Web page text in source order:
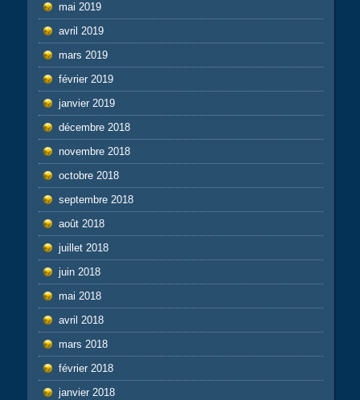
mai 2019
avril 2019
mars 2019
février 2019
janvier 2019
décembre 2018
novembre 2018
octobre 2018
septembre 2018
août 2018
juillet 2018
juin 2018
mai 2018
avril 2018
mars 2018
février 2018
janvier 2018